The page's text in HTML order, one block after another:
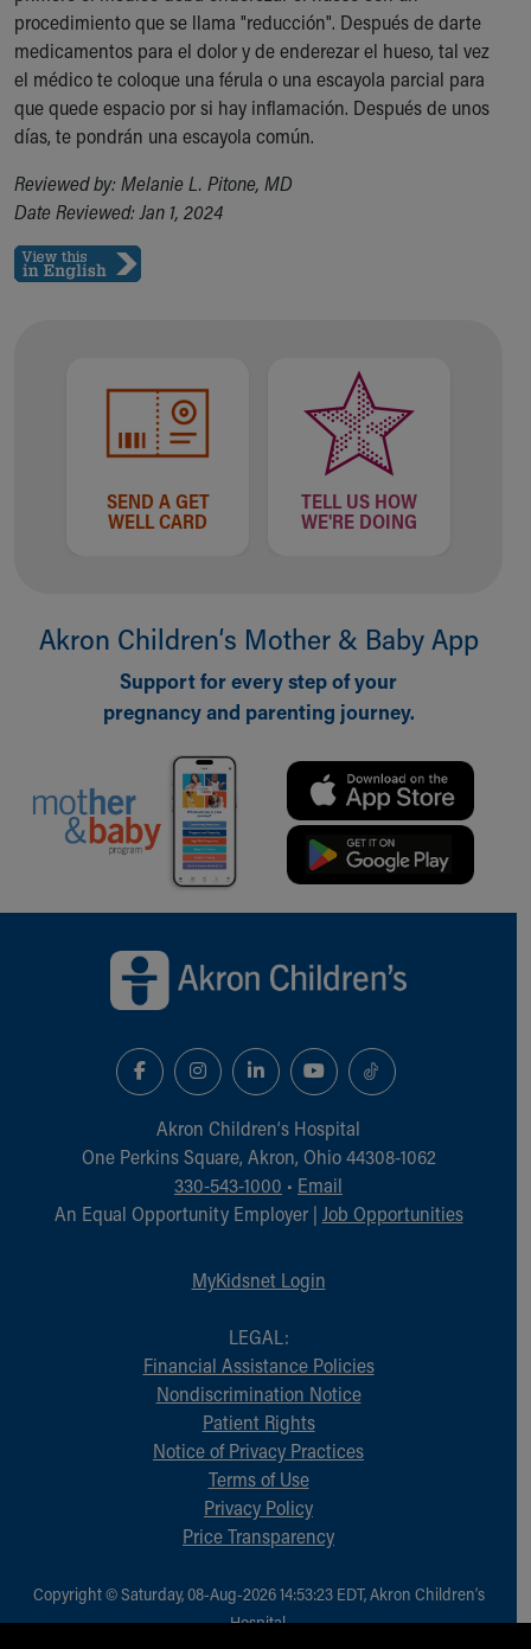
procedimiento que se llama "reducción". Después de darte
medicamentos para el dolor y de enderezar el hueso, tal vez
el médico te coloque una férula o una escayola parcial para
que quede espacio por si hay inflamación. Después de unos
días, te pondrán una escayola común.
Reviewed by: Melanie L. Pitone, MD
Date Reviewed: Jan 1, 2024
SEND A GET
WELL CARD
TELL US HOW
WE'RE DOING
Akron Children‘s Mother & Baby App
Support for every step of your
pregnancy and parenting journey.
Akron Children‘s Hospital
One Perkins Square, Akron, Ohio 44308-1062
330-543-1000 • Email
An Equal Opportunity Employer | Job Opportunities
MyKidsnet Login
LEGAL:
Financial Assistance Policies
Nondiscrimination Notice
Patient Rights
Notice of Privacy Practices
Terms of Use
Privacy Policy
Price Transparency
Copyright © Saturday, 08-Aug-2026 14:53:23 EDT, Akron Children‘s
Hospital.